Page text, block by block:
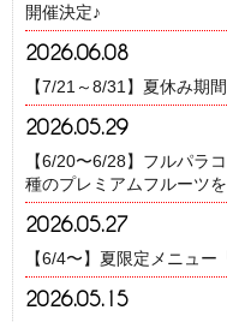
開催決定♪
2026.06.08
【7/21～8/31】夏休み期
2026.05.29
【6/20〜6/28】フルパラ
種のプレミアムフルーツ
2026.05.27
【6/4〜】夏限定メニュ
2026.05.15